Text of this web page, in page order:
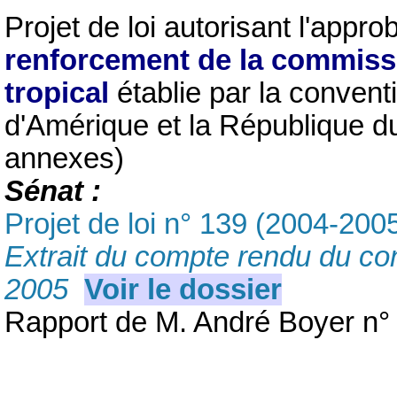
Projet de loi autorisant
renforcement de la
tropical établie par la
d'Amérique et la République
annexes)
Sénat :
Projet de loi n° 139 (2004-
Extrait du compte rendu du
2005 Voir le dossier
Rapport de M. André Boyer